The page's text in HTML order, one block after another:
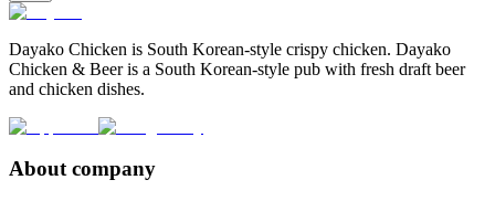
Dayako Chicken is South Korean-style crispy chicken. Dayako
Chicken & Beer is a South Korean-style pub with fresh draft beer
and chicken dishes.
About company